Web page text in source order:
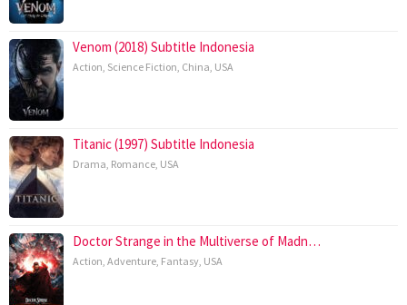
Venom (2018) Subtitle Indonesia
Action, Science Fiction, China, USA
Titanic (1997) Subtitle Indonesia
Drama, Romance, USA
Doctor Strange in the Multiverse of Madn…
Action, Adventure, Fantasy, USA